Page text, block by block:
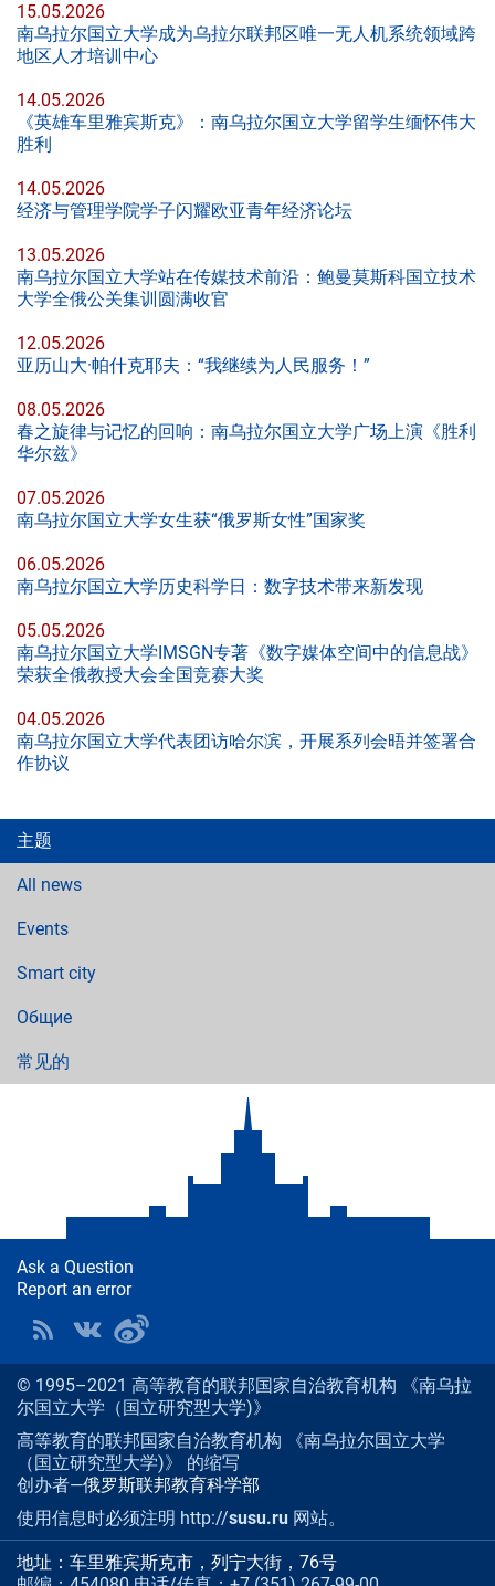
15.05.2026
南乌拉尔国立大学成为乌拉尔联邦区唯一无人机系统领域跨
地区人才培训中心
14.05.2026
《英雄车里雅宾斯克》：南乌拉尔国立大学留学生缅怀伟大
胜利
14.05.2026
经济与管理学院学子闪耀欧亚青年经济论坛
13.05.2026
南乌拉尔国立大学站在传媒技术前沿：鲍曼莫斯科国立技术
大学全俄公关集训圆满收官
12.05.2026
亚历山大·帕什克耶夫：“我继续为人民服务！”
08.05.2026
春之旋律与记忆的回响：南乌拉尔国立大学广场上演《胜利
华尔兹》
07.05.2026
南乌拉尔国立大学女生获“俄罗斯女性”国家奖
06.05.2026
南乌拉尔国立大学历史科学日：数字技术带来新发现
05.05.2026
南乌拉尔国立大学IMSGN专著《数字媒体空间中的信息战》
荣获全俄教授大会全国竞赛大奖
04.05.2026
南乌拉尔国立大学代表团访哈尔滨，开展系列会晤并签署合
作协议
主题
All news
Events
Smart city
Общие
常见的
Ask a Question
Report an error
© 1995–2021 高等教育的联邦国家自治教育机构 《南乌拉
尔国立大学（国立研究型大学)》
高等教育的联邦国家自治教育机构 《南乌拉尔国立大学
（国立研究型大学)》 的缩写
创办者—俄罗斯联邦教育科学部
使用信息时必须注明 http://susu.ru 网站。
地址：车里雅宾斯克市，列宁大街，76号